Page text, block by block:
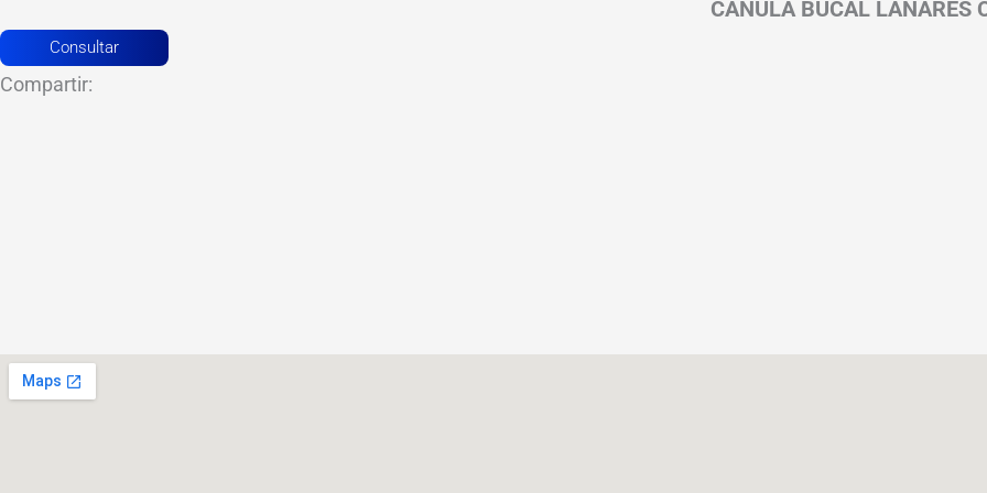
CANULA BUCAL LANARES
Consultar
Compartir: